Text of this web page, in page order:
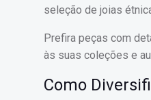
seleção de joias
Prefira peças com
às suas coleções e
Como